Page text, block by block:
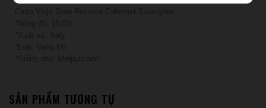
SẢN PHẨM TƯƠNG TỰ